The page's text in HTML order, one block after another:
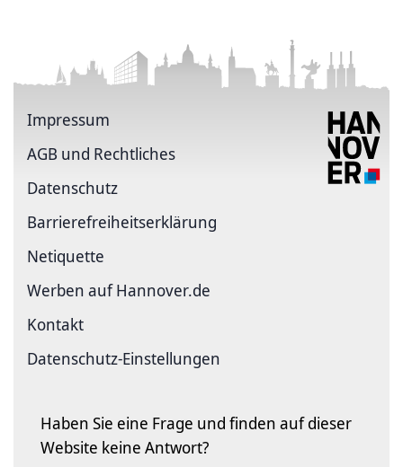
Impressum
AGB und Rechtliches
Datenschutz
Barriere­freiheits­erklärung
Netiquette
Werben auf Hannover.de
Kontakt
Datenschutz-Einstellungen
Haben Sie eine Frage und finden auf dieser
Website keine Antwort?